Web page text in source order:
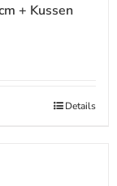
+ Kussen
Details